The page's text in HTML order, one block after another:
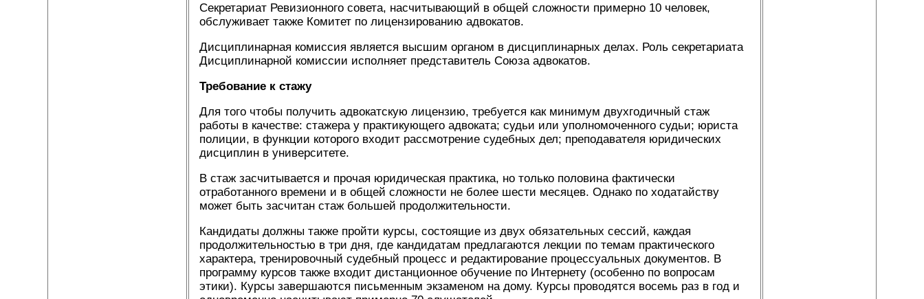
Секретариат Ревизионного совета, насчитывающий в общей сложности примерно 10 человек,
обслуживает также Комитет по лицензированию адвокатов.
Дисциплинарная комиссия является высшим органом в дисциплинарных делах. Роль секретариата
Дисциплинарной комиссии исполняет представитель Союза адвокатов.
Требование к стажу
Для того чтобы получить адвокатскую лицензию, требуется как минимум двухгодичный стаж
работы в качестве: стажера у практикующего адвоката; судьи или уполномоченного судьи; юриста
полиции, в функции которого входит рассмотрение судебных дел; преподавателя юридических
дисциплин в университете.
В стаж засчитывается и прочая юридическая практика, но только половина фактически
отработанного времени и в общей сложности не более шести месяцев. Однако по ходатайству
может быть засчитан стаж большей продолжительности.
Кандидаты должны также пройти курсы, состоящие из двух обязательных сессий, каждая
продолжительностью в три дня, где кандидатам предлагаются лекции по темам практического
характера, тренировочный судебный процесс и редактирование процессуальных документов. В
программу курсов также входит дистанционное обучение по Интернету (особенно по вопросам
этики). Курсы завершаются письменным экзаменом на дому. Курсы проводятся восемь раз в год и